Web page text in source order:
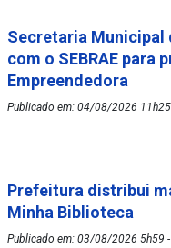
Secretaria Municipal
com o SEBRAE para
Empreendedora
Publicado em: 04/08/2026 11h25
Prefeitura distribui
Minha Biblioteca
Publicado em: 03/08/2026 5h59 -